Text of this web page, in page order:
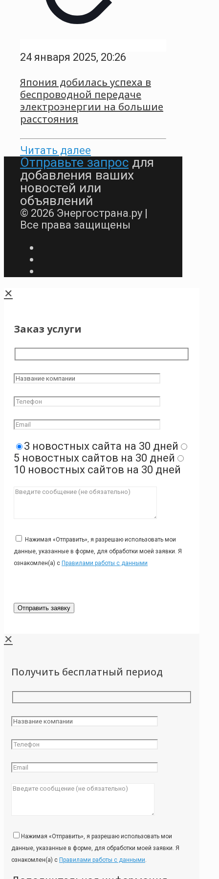
24 января 2025, 20:26
Япония добилась успеха в
беспроводной передаче
электроэнергии на большие
расстояния
Читать далее
Отправьте запрос для
добавления ваших
новостей или
объявлений
© 2026 Энергострана.ру |
Все права защищены
✕
Заказ услуги
3 новостных сайта на 30 дней
5 новостных сайтов на 30 дней
10 новостных сайтов на 30 дней
Нажимая «Отправить», я разрешаю использовать мои
данные, указанные в форме, для обработки моей заявки. Я
ознакомлен(а) с Правилами работы с данными
✕
Получить бесплатный период
Нажимая «Отправить», я разрешаю использовать мои
данные, указанные в форме, для обработки моей заявки. Я
ознакомлен(а) с Правилами работы с данными.